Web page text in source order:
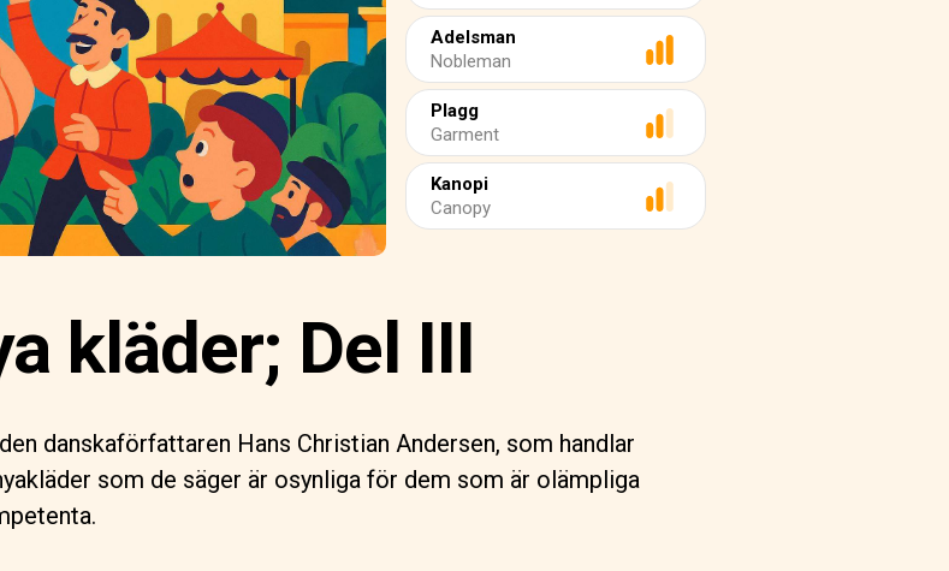
Adelsman
Nobleman
Plagg
Garment
Kanopi
Canopy
kläder; Del III
danskaförfattaren Hans Christian Andersen, som handlar
som de säger är osynliga för dem som är olämpliga